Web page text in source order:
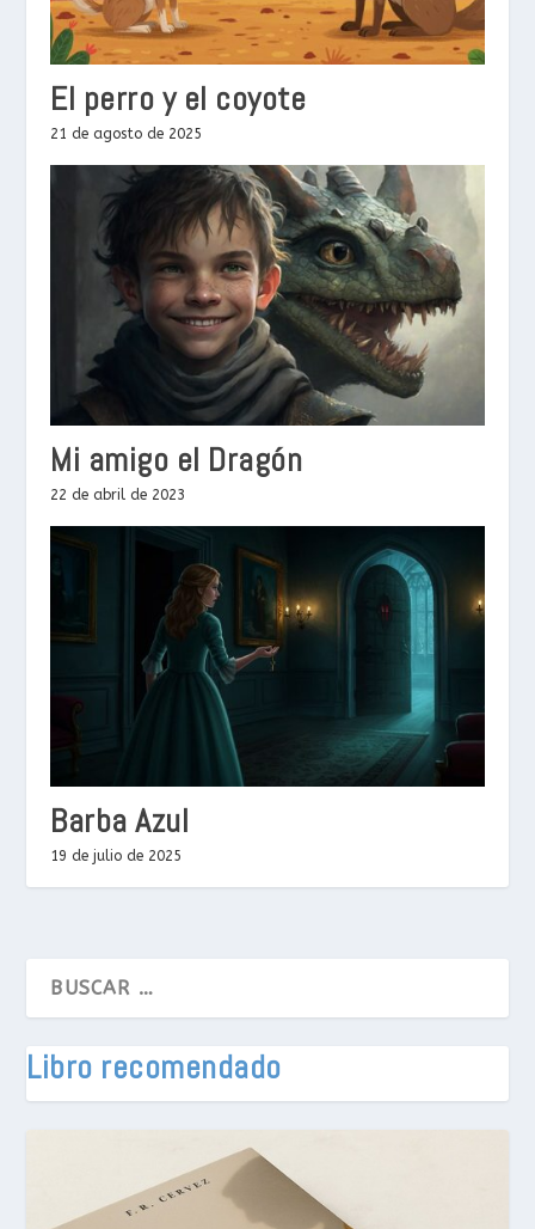
El perro y el coyote
21 de agosto de 2025
Mi amigo el Dragón
22 de abril de 2023
Barba Azul
19 de julio de 2025
Libro recomendado